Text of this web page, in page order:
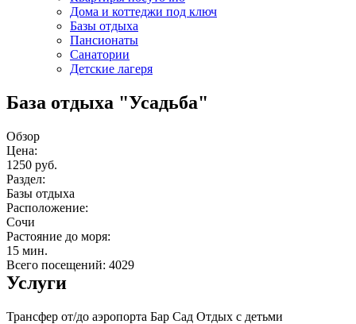
Дома и коттеджи под ключ
Базы отдыха
Пансионаты
Санатории
Детские лагеря
База отдыха "Усадьба"
Обзор
Цена:
1250 руб.
Раздел:
Базы отдыха
Расположение:
Сочи
Растояние до моря:
15 мин.
Всего посещений: 4029
Услуги
Трансфер от/до аэропорта Бар Сад Отдых с детьми